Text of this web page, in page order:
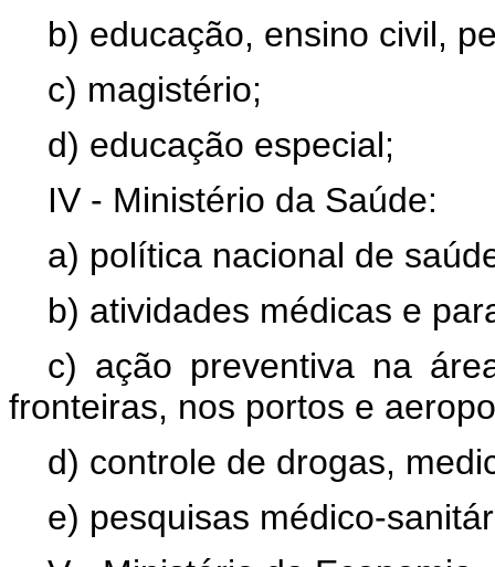
b) educação, ensino civil,
c) magistério;
d) educação especial;
IV - Ministério da Saúde:
a) política nacional de
b) atividades médicas e
c) ação preventiva na
fronteiras, nos portos e
d) controle de drogas,
e) pesquisas médico-